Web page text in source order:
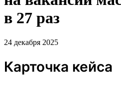
в 27 раз
24 декабря 2025
Карточка кейса